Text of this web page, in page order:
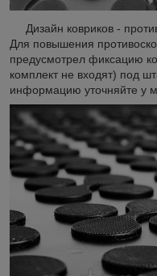
Дизайн ковриков -
Для повышения
предусмотрел фиксацию
комплект не входят) под
информацию уточняйте у